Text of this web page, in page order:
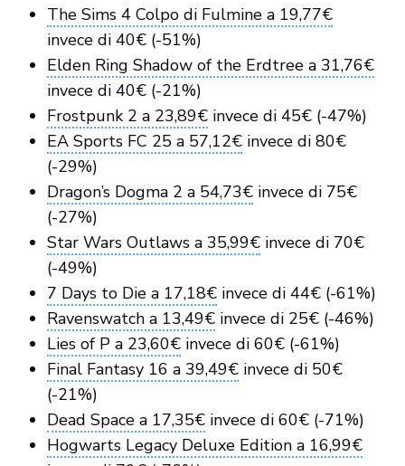
The Sims 4 Colpo di Fulmine a 19,77€
invece di 40€ (-51%)
Elden Ring Shadow of the Erdtree a 31,76€
invece di 40€ (-21%)
Frostpunk 2 a 23,89€invece di 45€ (-47%)
EA Sports FC 25 a 57,12€invece di 80€
(-29%)
Dragon’s Dogma 2 a 54,73€invece di 75€
(-27%)
Star Wars Outlaws a 35,99€invece di 70€
(-49%)
7 Days to Die a 17,18€invece di 44€ (-61%)
Ravenswatch a 13,49€invece di 25€ (-46%)
Lies of P a 23,60€invece di 60€ (-61%)
Final Fantasy 16 a 39,49€invece di 50€
(-21%)
Dead Space a 17,35€invece di 60€ (-71%)
Hogwarts Legacy Deluxe Edition a 16,99€